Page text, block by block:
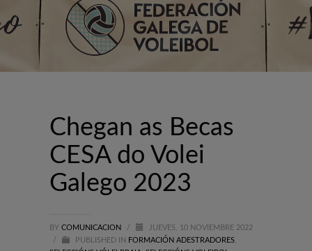
Chegan as Becas
CESA do Volei
Galego 2023
BY COMUNICACION /
JUEVES, 10 NOVIEMBRE 2022
/
PUBLISHED IN FORMACIÓN ADESTRADORES